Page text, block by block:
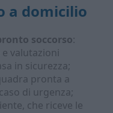
a domicilio
soccorso:
valutazioni
in sicurezza;
pronta a
di urgenza;
che riceve le